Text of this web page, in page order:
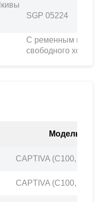
SGP 05224
С ременным
свободного хода
Модель
CAPTIVA (C100, C140)
CAPTIVA (C100, C140)